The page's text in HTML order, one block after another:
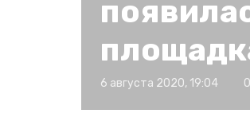
6 августа 2020, 19:04